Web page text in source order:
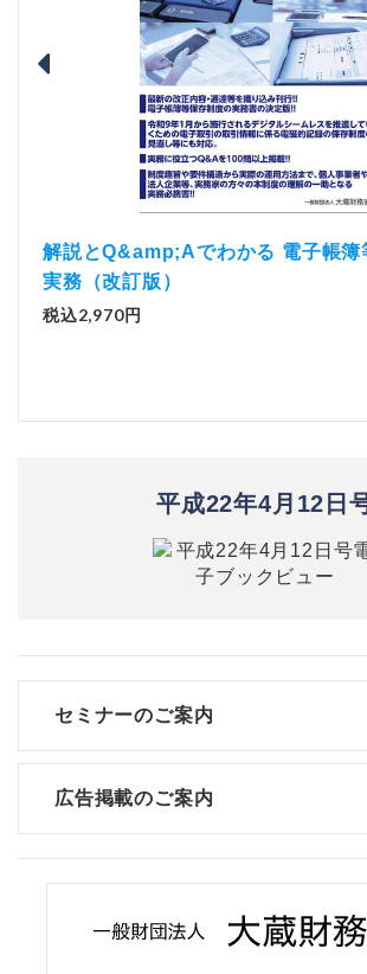
解説とQ&amp;Aでわかる 電子帳簿
実務（改訂版）
税込2,970円
平成22年4月12日
セミナーのご案内
広告掲載のご案内